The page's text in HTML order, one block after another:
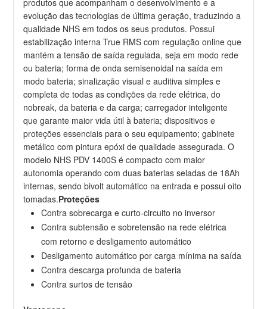
evolução das tecnologias de última geração, traduzindo a
qualidade NHS em todos os seus produtos. Possui
estabilização interna True RMS com regulação online que
mantém a tensão de saída regulada, seja em modo rede
ou bateria; forma de onda semisenoidal na saída em
modo bateria; sinalização visual e auditiva simples e
completa de todas as condições da rede elétrica, do
nobreak, da bateria e da carga; carregador inteligente
que garante maior vida útil à bateria; dispositivos e
proteções essenciais para o seu equipamento; gabinete
metálico com pintura epóxi de qualidade assegurada. O
modelo NHS PDV 1400S é compacto com maior
autonomia operando com duas baterias seladas de 18Ah
internas, sendo bivolt automático na entrada e possui oito
tomadas.Proteções
Contra sobrecarga e curto-circuito no inversor
Contra subtensão e sobretensão na rede elétrica
com retorno e desligamento automático
Desligamento automático por carga mínima na saída
Contra descarga profunda de bateria
Contra surtos de tensão